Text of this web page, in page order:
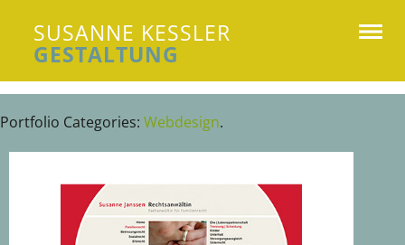
SUSANNE KESSLER
GESTALTUNG
Susanne Kessler Gestaltung
Portfolio Categories: Webdesign.